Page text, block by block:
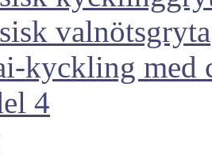
valnötsgryta
kyckling med
4